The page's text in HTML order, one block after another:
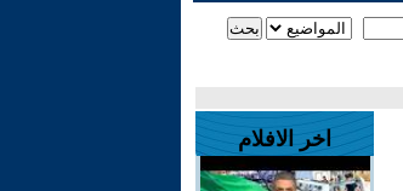
اخر الافلام